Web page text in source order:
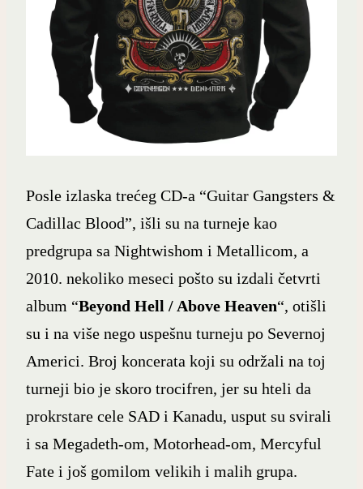
Posle izlaska trećeg CD-a “Guitar Gangsters &
Cadillac Blood”, išli su na turneje kao
predgrupa sa Nightwishom i Metallicom, a
2010. nekoliko meseci pošto su izdali četvrti
album “Beyond Hell / Above Heaven“, otišli
su i na više nego uspešnu turneju po Severnoj
Americi. Broj koncerata koji su održali na toj
turneji bio je skoro trocifren, jer su hteli da
prokrstare cele SAD i Kanadu, usput su svirali
i sa Megadeth-om, Motorhead-om, Mercyful
Fate i još gomilom velikih i malih grupa.